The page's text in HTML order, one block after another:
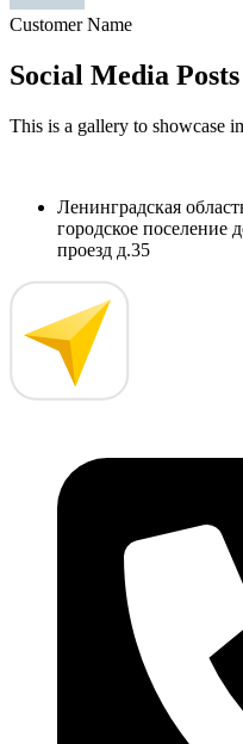
Customer Name
Social Media Posts
This is a gallery to showcase
Ленинградская
городское поселение
проезд д.35